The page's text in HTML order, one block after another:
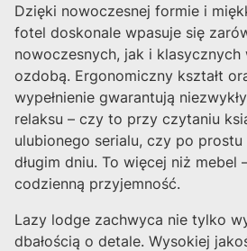
Dzięki nowoczesnej formie i
fotel doskonale wpasuje się
nowoczesnych, jak i
ozdobą. Ergonomiczny kształt
wypełnienie gwarantują
relaksu – czy to przy czytaniu
ulubionego serialu, czy po
długim dniu. To więcej niż mebel
codzienną przyjemność.
Lazy lodge zachwyca nie tylko
dbałością o detale. Wysokiej